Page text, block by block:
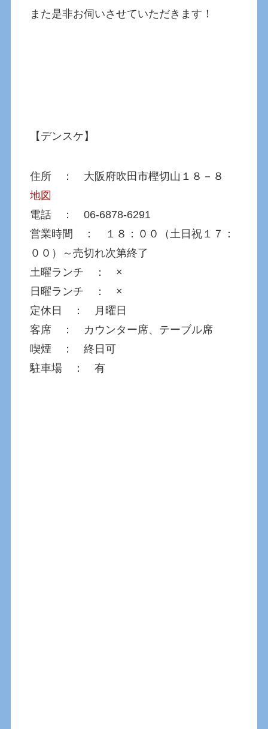
また是非お伺いさせていただきます！
【デンスケ】
住所 ： 大阪府吹田市樫切山１８－８
地図
電話 ： 06-6878-6291
営業時間 ： １８：００（土日祝１７：
００）～売切れ次第終了
土曜ランチ ： ×
日曜ランチ ： ×
定休日 ： 月曜日
客席 ： カウンター席、テーブル席
喫煙 ： 終日可
駐車場 ： 有